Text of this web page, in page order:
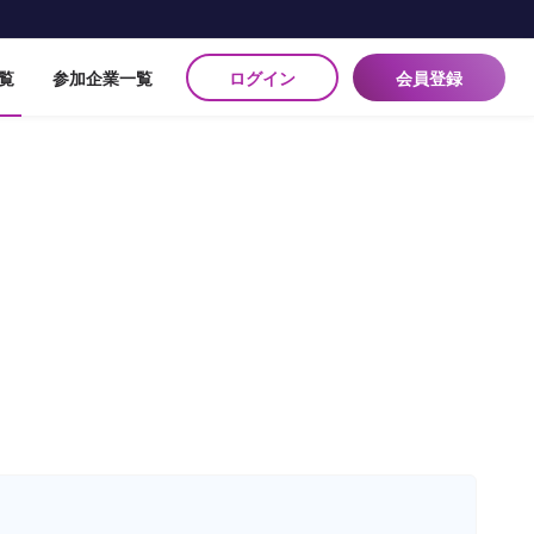
参加企業一覧 ログイン 会員登録